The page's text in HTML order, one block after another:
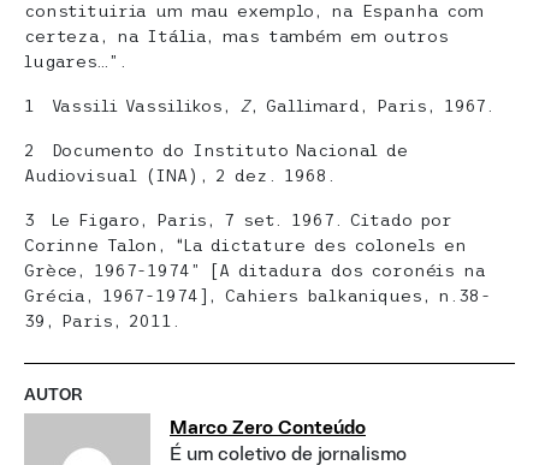
constituiria um mau exemplo, na Espanha com
certeza, na Itália, mas também em outros
lugares…”.
1 Vassili Vassilikos, Z, Gallimard, Paris, 1967.
2 Documento do Instituto Nacional de
Audiovisual (INA), 2 dez. 1968.
3 Le Figaro, Paris, 7 set. 1967. Citado por
Corinne Talon, “La dictature des colonels en
Grèce, 1967-1974” [A ditadura dos coronéis na
Grécia, 1967-1974], Cahiers balkaniques, n.38-
39, Paris, 2011.
AUTOR
Marco Zero Conteúdo
É um coletivo de jornalismo